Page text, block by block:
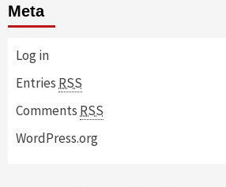
Meta
Log in
Entries RSS
Comments RSS
WordPress.org